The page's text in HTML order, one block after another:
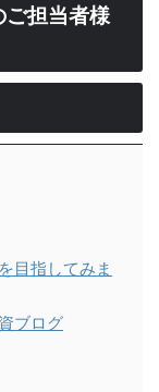
担当者様
目指してみま
ブログ